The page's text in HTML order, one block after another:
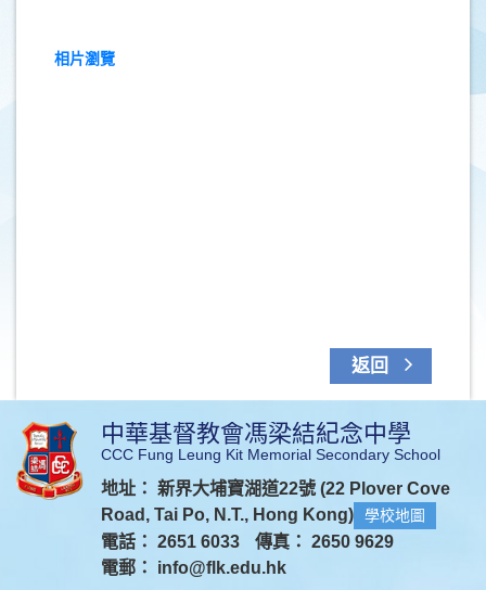
相片瀏覽
返回
中華基督教會馮梁結紀念中學
CCC Fung Leung Kit Memorial Secondary School
地址： 新界大埔寶湖道22號 (22 Plover Cove
Road, Tai Po, N.T., Hong Kong)
學校地圖
電話： 2651 6033
傳真： 2650 9629
電郵： info@flk.edu.hk